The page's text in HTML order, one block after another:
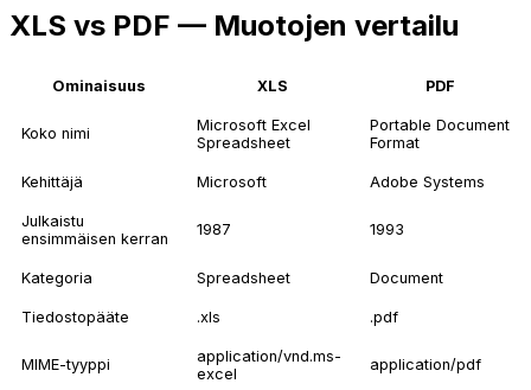
XLS vs PDF — Muotojen vertailu
Ominaisuus XLS PDF
Koko nimi
Microsoft Excel
Spreadsheet
Portable Document
Format
Kehittäjä Microsoft Adobe Systems
Julkaistu
ensimmäisen kerran
1987 1993
Kategoria Spreadsheet Document
Tiedostopääte .xls .pdf
MIME-tyyppi
application/vnd.ms-
excel
application/pdf